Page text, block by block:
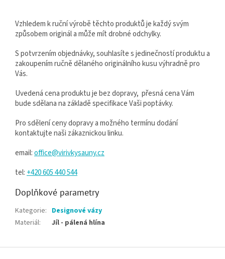
Vzhledem k ruční výrobě těchto produktů je každý svým
způsobem originál a může mít drobné odchylky.
S potvrzením objednávky, souhlasíte s jedinečností produktu a
zakoupením ručně dělaného originálního kusu výhradně pro
Vás.
Uvedená cena produktu je bez dopravy, přesná cena Vám
bude sdělana na základě specifikace Vaši poptávky.
Pro sdělení ceny dopravy a možného termínu dodání
kontaktujte naši zákaznickou linku.
email:office@virivkysauny.cz
tel: +420 605 440 544
Doplňkové parametry
Kategorie: Designové vázy
Materiál: Jíl - pálená hlína
Zápatí